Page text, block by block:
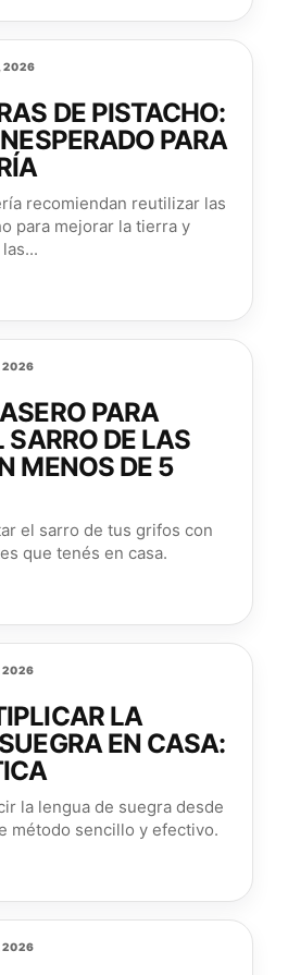
2026
DE PISTACHO:
PARA
recomiendan reutilizar las
para mejorar la tierra y
2026
PARA
SARRO DE LAS
MENOS DE 5
el sarro de tus grifos con
que tenés en casa.
2026
LA
EN CASA:
la lengua de suegra desde
método sencillo y efectivo.
2026